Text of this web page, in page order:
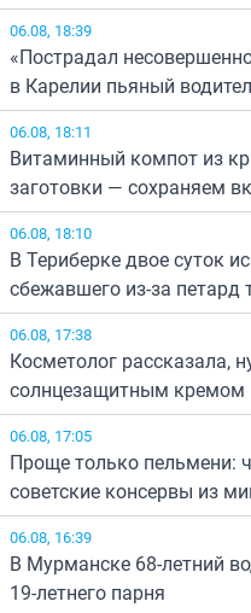
06.08, 18:39
«Пострадал
в Карелии пьяный
06.08, 18:11
Витаминный компот из
заготовки — сохраняем
06.08, 18:10
В Териберке двое суток
сбежавшего из-за петард
06.08, 17:38
Косметолог рассказала,
солнцезащитным кремом
06.08, 17:05
Проще только пельмени:
советские консервы из
06.08, 16:39
В Мурманске 68-летний
19-летнего парня